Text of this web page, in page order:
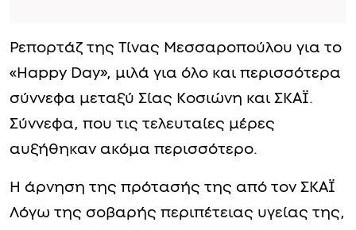
Ρεπορτάζ της Τίνας Μεσσαροπούλου για το
«Happy Day», μιλά για όλο και περισσότερα
σύννεφα μεταξύ Σίας Κοσιώνη και ΣΚΑΪ.
Σύννεφα, που τις τελευταίες μέρες
αυξήθηκαν ακόμα περισσότερο.
Η άρνηση της πρότασής της από τον ΣΚΑΪ
Λόγω της σοβαρής περιπέτειας υγείας της,